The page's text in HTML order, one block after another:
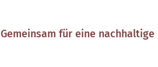
Gemeinsam für eine